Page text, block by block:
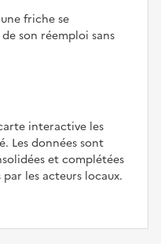
friche se
son réemploi sans
interactive les
Les données sont
et complétées
les acteurs locaux.